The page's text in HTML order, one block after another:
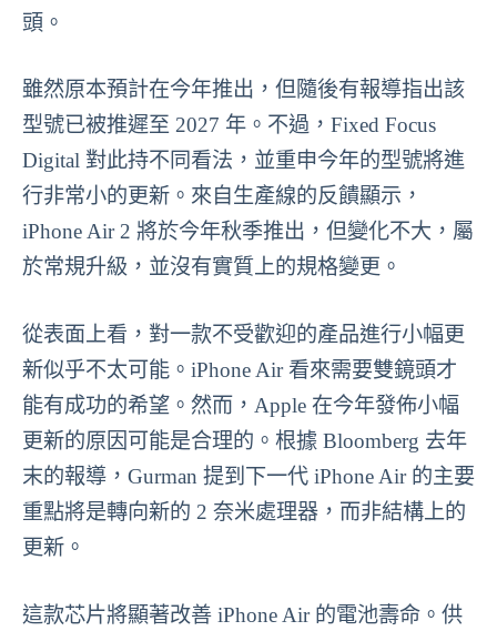
頭。
雖然原本預計在今年推出，但隨後有報導指出該
型號已被推遲至 2027 年。不過，Fixed Focus
Digital 對此持不同看法，並重申今年的型號將進
行非常小的更新。來自生產線的反饋顯示，
iPhone Air 2 將於今年秋季推出，但變化不大，屬
於常規升級，並沒有實質上的規格變更。
從表面上看，對一款不受歡迎的產品進行小幅更
新似乎不太可能。iPhone Air 看來需要雙鏡頭才
能有成功的希望。然而，Apple 在今年發佈小幅
更新的原因可能是合理的。根據 Bloomberg 去年
末的報導，Gurman 提到下一代 iPhone Air 的主要
重點將是轉向新的 2 奈米處理器，而非結構上的
更新。
這款芯片將顯著改善 iPhone Air 的電池壽命。供